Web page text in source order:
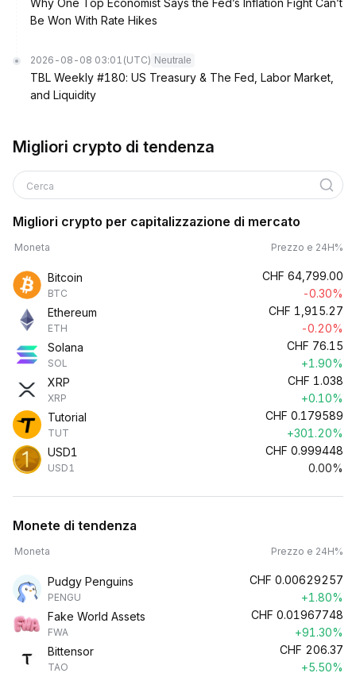
Why One Top Economist Says the Fed’s Inflation Fight Can’t
Be Won With Rate Hikes
2026-08-08 03:01 (UTC) Neutrale
TBL Weekly #180: US Treasury & The Fed, Labor Market,
and Liquidity
Migliori crypto di tendenza
Cerca
Migliori crypto per capitalizzazione di mercato
Moneta Prezzo e 24H%
Bitcoin
BTC
CHF 64,799.00
-0.30%
Ethereum
ETH
CHF 1,915.27
-0.20%
Solana
SOL
CHF 76.15
+1.90%
XRP
XRP
CHF 1.038
+0.10%
Tutorial
TUT
CHF 0.179589
+301.20%
USD1
USD1
CHF 0.999448
0.00%
Monete di tendenza
Moneta Prezzo e 24H%
Pudgy Penguins
PENGU
CHF 0.00629257
+1.80%
Fake World Assets
FWA
CHF 0.01967748
+91.30%
Bittensor
TAO
CHF 206.37
+5.50%